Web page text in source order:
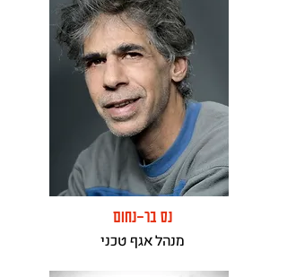
נס בר-נחום
מנהל אגף טכני